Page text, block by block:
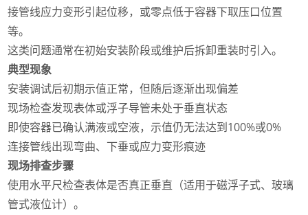
接管线应力变形引起位移，或零点低于容器下取压口位置
等。
这类问题通常在初始安装阶段或维护后拆卸重装时引入。
典型现象
安装调试后初期示值正常，但随后逐渐出现偏差
现场检查发现表体或浮子导管未处于垂直状态
即使容器已确认满液或空液，示值仍无法达到100%或0%
连接管线出现弯曲、下垂或应力变形痕迹
现场排查步骤
使用水平尺检查表体是否真正垂直（适用于磁浮子式、玻璃
管式液位计）。